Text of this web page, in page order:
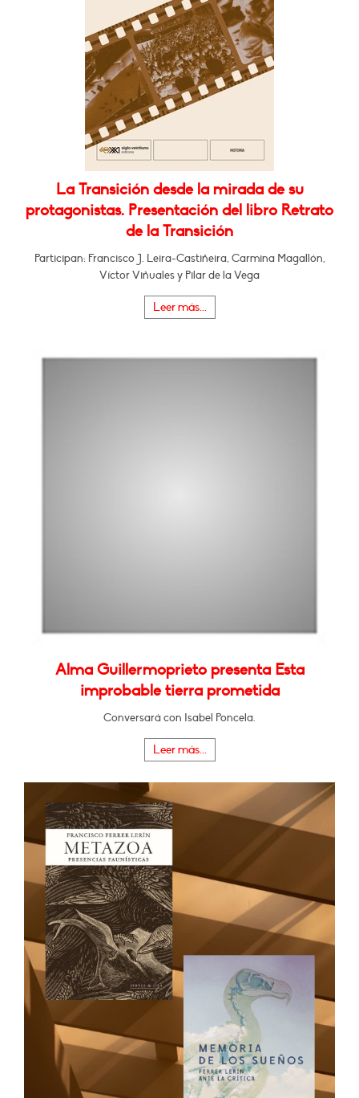
La Transición desde la mirada de su
protagonistas. Presentación del libro Retrato
de la Transición
Participan: Francisco J. Leira-Castiñeira, Carmina Magallón,
Víctor Viñuales y Pilar de la Vega
Leer más...
Alma Guillermoprieto presenta Esta
improbable tierra prometida
Conversará con Isabel Poncela.
Leer más...